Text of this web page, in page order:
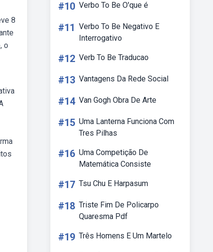
8
o
#10 Verbo To Be O'que é
#11 Verbo To Be Negativo E
Interrogativo
#12 Verb To Be Traducao
#13 Vantagens Da Rede Social
#14 Van Gogh Obra De Arte
#15 Uma Lanterna Funciona Com
Tres Pilhas
#16 Uma Competição De
Matemática Consiste
#17 Tsu Chu E Harpasum
#18 Triste Fim De Policarpo
Quaresma Pdf
#19 Três Homens E Um Martelo